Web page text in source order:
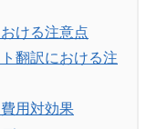
ける注意点
翻訳における注
用対効果